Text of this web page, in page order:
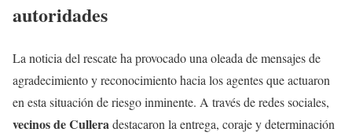
autoridades
La noticia del rescate ha provocado una oleada de mensajes de
agradecimiento y reconocimiento hacia los agentes que actuaron
en esta situación de riesgo inminente. A través de redes sociales,
vecinos de Culleradestacaron la entrega, coraje y determinación